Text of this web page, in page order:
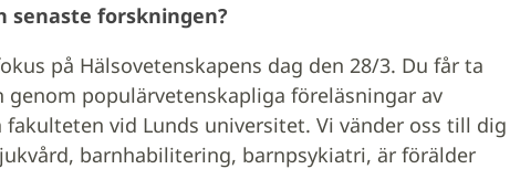
senaste forskningen?
på Hälsovetenskapens dag den 28/3. Du får ta
genom populärvetenskapliga föreläsningar av
vid Lunds universitet. Vi vänder oss till dig
barnhabilitering, barnpsykiatri, är förälder